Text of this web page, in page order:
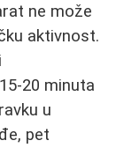
ne može
aktivnost.
20 minuta
u
pet